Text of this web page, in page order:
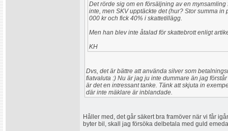
Det rörde sig om en försäljning av en
inte, men SKV upptäckte det (hur? Stor summa
000 kr och fick 40% i skattetillägg.
Men han blev inte åtalad för skattebrott enligt
KH
Dvs, det är bättre att använda silver som
fiatvaluta :) Nu är jag ju inte dummare än jag
är det en intressant tanke. Tänk att skjuta in
där inte mäklare är inblandade.
Håller med, det går säkert bra framöver när vi får
byter bil, skall jag försöka delbetala med guld